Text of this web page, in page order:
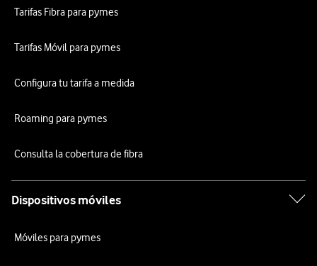
Tarifas Fibra para pymes
Tarifas Móvil para pymes
Configura tu tarifa a medida
Roaming para pymes
Consulta la cobertura de fibra
Dispositivos móviles
Móviles para pymes